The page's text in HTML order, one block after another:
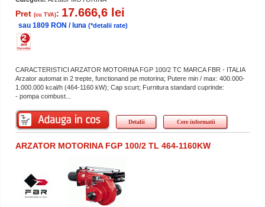
Pret (cu TVA): 17.666,6 lei
sau 1809 RON / luna (*detalii rate)
CARACTERISTICI ARZATOR MOTORINA FGP 100/2 TC MARCA FBR - ITALIA
Arzator automat in 2 trepte, functionand pe motorina; Putere min / max: 400.000-
1.000.000 kcal/h (464-1160 kW); Cap scurt; Furnitura standard cuprinde:
- pompa combust...
Detalii Cere informatii
ARZATOR MOTORINA FGP 100/2 TL 464-1160KW